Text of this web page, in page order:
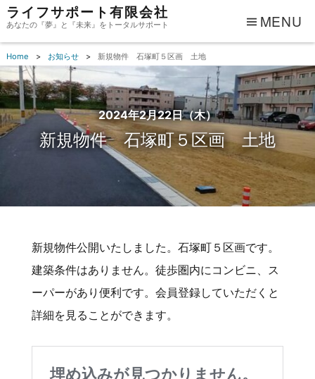
ライフサポート有限会社
あなたの『夢』と『未来』をトータルサポート MENU
Home お知らせ 新規物件 石塚町５区画 土地
2024年2月22日（木）
新規物件 石塚町５区画 土地
新規物件公開いたしました。石塚町５区画です。
建築条件はありません。徒歩圏内にコンビニ、ス
ーパーがあり便利です。会員登録していただくと
詳細を見ることができます。